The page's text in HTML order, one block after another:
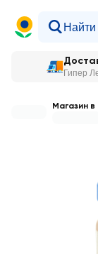
Гипер
Магазин в